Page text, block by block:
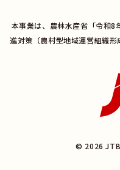
本事業は、農林水産省「令和8
進対策（農村型地域運営組織
© 2026